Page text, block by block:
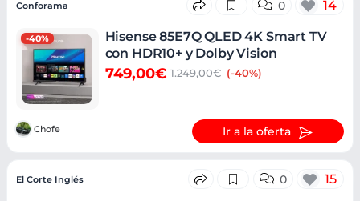
-40%
Conforama 0 14
Hisense 85E7Q QLED 4K Smart TV
con HDR10+ y Dolby Vision
749,00€ 1.249,00€ (-40%)
Chofe Ir a la oferta
El Corte Inglés 0 15